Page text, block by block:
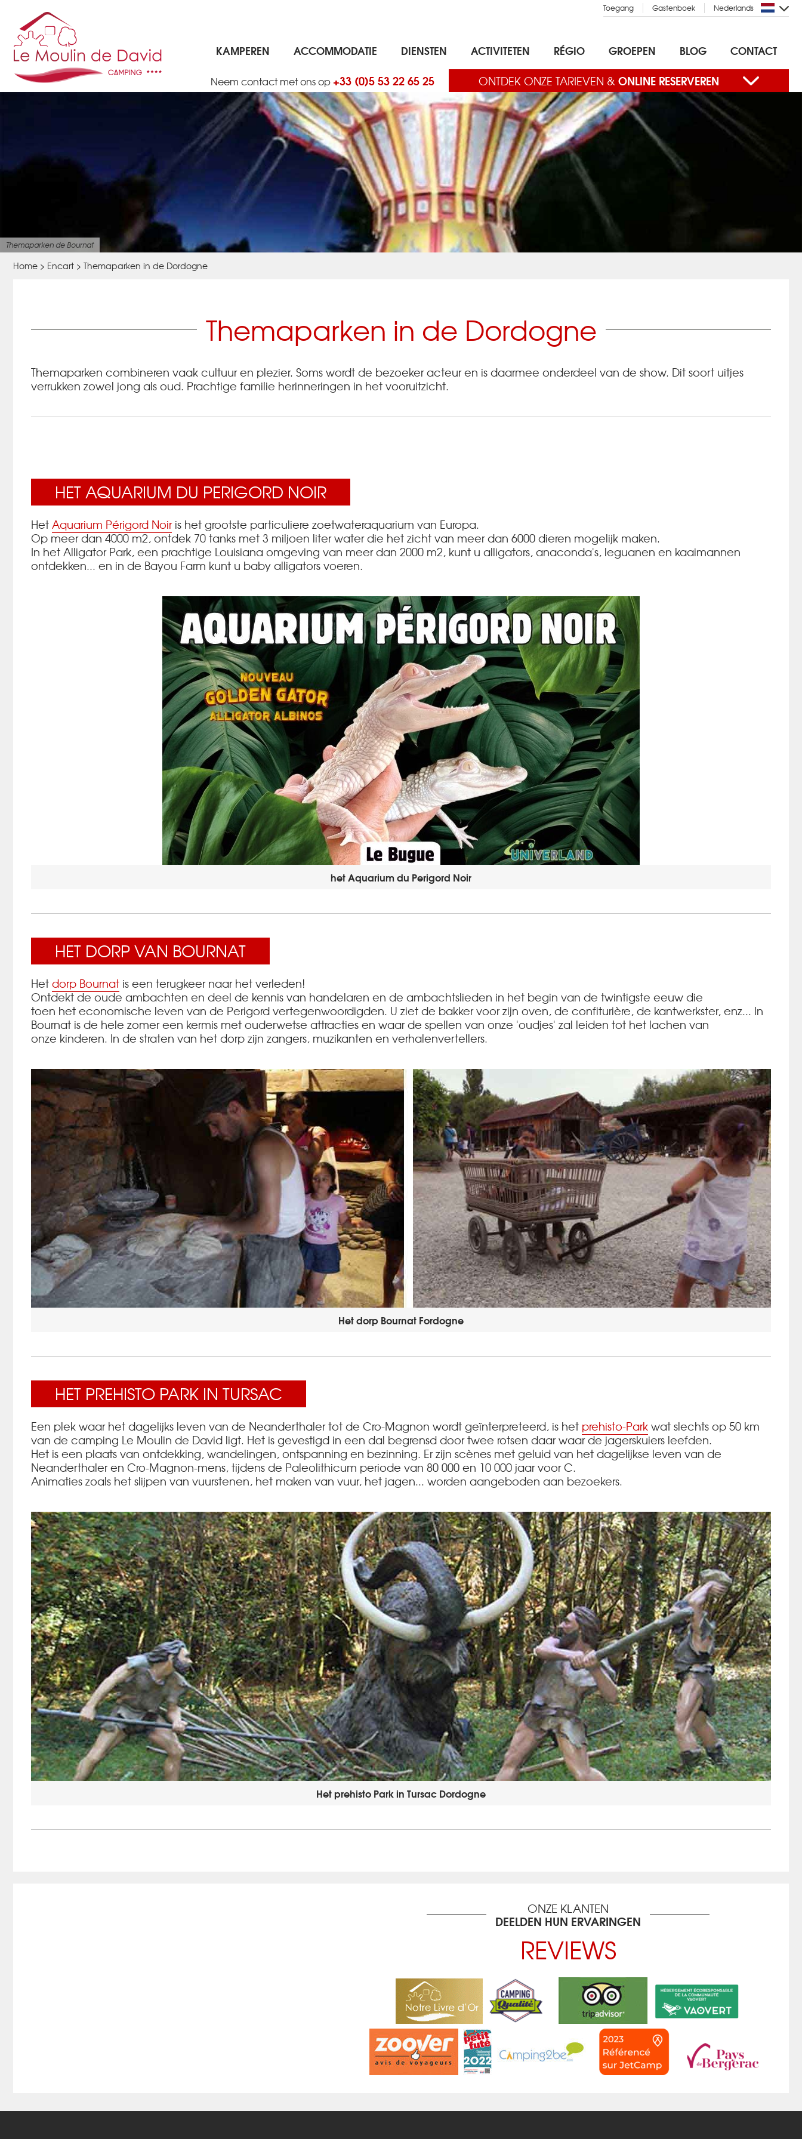
Toegang Gastenboek Nederlands
KAMPEREN ACCOMMODATIE DIENSTEN ACTIVITETEN RÉGIO GROEPEN BLOG CONTACT
Neem contact met ons op +33 (0)5 53 22 65 25 ONTDEK ONZE TARIEVEN & ONLINE RESERVEREN
100% VEILIGE BOEKING, GEGARANDEERD DE BESTE PRIJS, REALTIME BESCHIKBAARHEID, ONMIDDELLIJKE BEVESTIGING
Themaparken de Bournat
Home > Encart > Themaparken in de Dordogne
Themaparken in de Dordogne
Themaparken combineren vaak cultuur en plezier. Soms wordt de bezoeker acteur en is daarmee onderdeel van de show. Dit soort uitjes
verrukken zowel jong als oud. Prachtige familie herinneringen in het vooruitzicht.
HET AQUARIUM DU PERIGORD NOIR
HetAquarium Périgord Noiris het grootste particuliere zoetwateraquarium van Europa.
Op meer dan 4000 m2, ontdek 70 tanks met 3 miljoen liter water die het zicht van meer dan 6000 dieren mogelijk maken.
In het Alligator Park, een prachtige Louisiana omgeving van meer dan 2000 m2, kunt u alligators, anaconda's, leguanen en kaaimannen
ontdekken... en in de Bayou Farm kunt u baby alligators voeren.
het Aquarium du Perigord Noir
HET DORP VAN BOURNAT
Hetdorp Bournat is een terugkeer naar het verleden!
Ontdekt de oude ambachten en deel de kennis van handelaren en de ambachtslieden in het begin van de twintigste eeuw die
toen het economische leven van de Perigord vertegenwoordigden. U ziet de bakker voor zijn oven, de confiturière, de kantwerkster, enz... In
Bournat is de hele zomer een kermis met ouderwetse attracties en waar de spellen van onze 'oudjes' zal leiden tot het lachen van
onze kinderen. In de straten van het dorp zijn zangers, muzikanten en verhalenvertellers.
Het dorp Bournat Fordogne
HET PREHISTO PARK IN TURSAC
Een plek waar het dagelijks leven van de Neanderthaler tot de Cro-Magnon wordt geïnterpreteerd, is het prehisto-Parkwat slechts op 50 km
van de camping Le Moulin de David ligt. Het is gevestigd in een dal begrensd door twee rotsen daar waar de jagerskuiers leefden.
Het is een plaats van ontdekking, wandelingen, ontspanning en bezinning. Er zijn scènes met geluid van het dagelijkse leven van de
Neanderthaler en Cro-Magnon-mens, tijdens de Paleolithicum periode van 80 000 en 10 000 jaar voor C.
Animaties zoals het slijpen van vuurstenen, het maken van vuur, het jagen... worden aangeboden aan bezoekers.
Het prehisto Park in Tursac Dordogne
ONZE KLANTEN
DEELDEN HUN ERVARINGEN
REVIEWS